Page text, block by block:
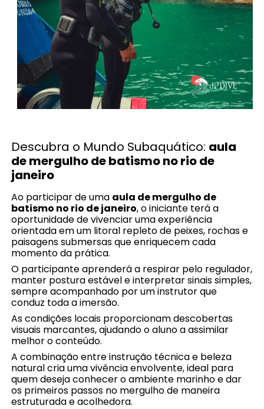
Descubra o Mundo Subaquático: aula
de mergulho de batismo no rio de
janeiro
Ao participar de uma aula de mergulho de
batismo no rio de janeiro, o iniciante terá a
oportunidade de vivenciar uma experiência
orientada em um litoral repleto de peixes, rochas e
paisagens submersas que enriquecem cada
momento da prática.
O participante aprenderá a respirar pelo regulador,
manter postura estável e interpretar sinais simples,
sempre acompanhado por um instrutor que
conduz toda a imersão.
As condições locais proporcionam descobertas
visuais marcantes, ajudando o aluno a assimilar
melhor o conteúdo.
A combinação entre instrução técnica e beleza
natural cria uma vivência envolvente, ideal para
quem deseja conhecer o ambiente marinho e dar
os primeiros passos no mergulho de maneira
estruturada e acolhedora.